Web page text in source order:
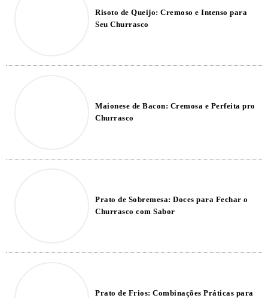
Risoto de Queijo: Cremoso e Intenso para
Seu Churrasco
Maionese de Bacon: Cremosa e Perfeita pro
Churrasco
Prato de Sobremesa: Doces para Fechar o
Churrasco com Sabor
Prato de Frios: Combinações Práticas para